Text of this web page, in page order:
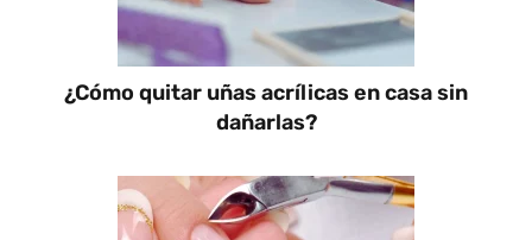
¿Cómo quitar uñas acrílicas en casa sin
dañarlas?